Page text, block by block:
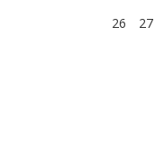
26
27